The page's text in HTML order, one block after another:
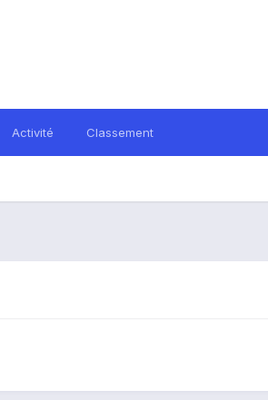
Activité Classement